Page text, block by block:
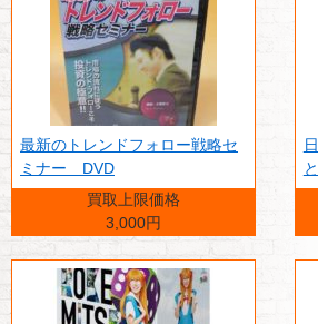
最新のトレンドフォロー戦略セ
ミナー DVD
買取上限価格
3,000円